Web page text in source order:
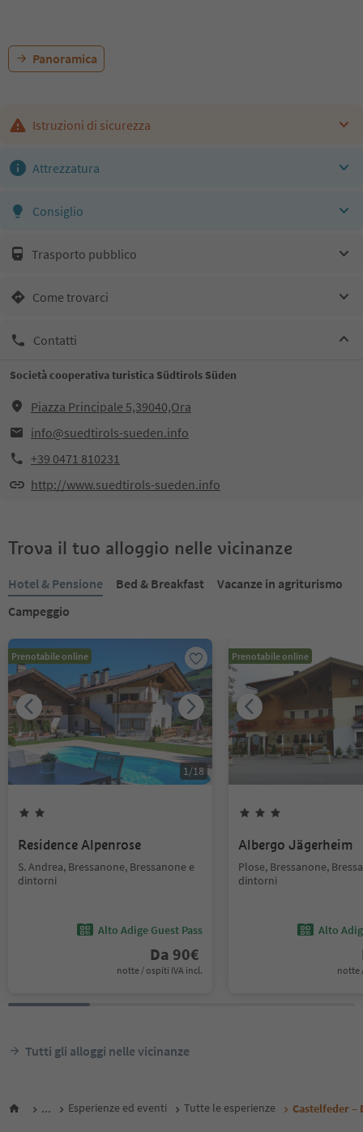
Panoramica
Istruzioni di sicurezza
Attrezzatura
Consiglio
Trasporto pubblico
Come trovarci
Contatti
Società cooperativa turistica Südtirols Süden
Piazza Principale 5,39040,Ora
info@suedtirols-sueden.info
+39 0471 810231
http://www.suedtirols-sueden.info
Trova il tuo alloggio nelle vicinanze
Hotel & Pensione Bed & Breakfast
Vacanze in agriturismo
Campeggio
Prenotabile online
1/18
Residence Alpenrose
S. Andrea, Bressanone, Bressanone e
dintorni
Alto Adige Guest Pass
Da 90€
notte / ospiti IVA incl.
Prenotabile online
Albergo Jägerheim
Plose, Bressanone,
dintorni
Alto
notte
Tutti gli alloggi nelle vicinanze
... Esperienze ed eventi Tutte le esperienze Castelfeder –